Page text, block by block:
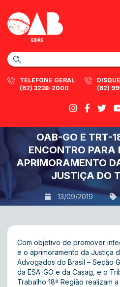
TELEFONE GERAL
(62) 3238-2000
(62)
OAB-GO E TRT-
ENCONTRO PARA
APRIMORAMENTO
JUSTIÇA DO
13/09/2019
Com objetivo de promover
e o aprimoramento da Justiça
Advogados do Brasil – Seção
da ESA-GO e da Casag, e o
Trabalho 18ª Região realizam